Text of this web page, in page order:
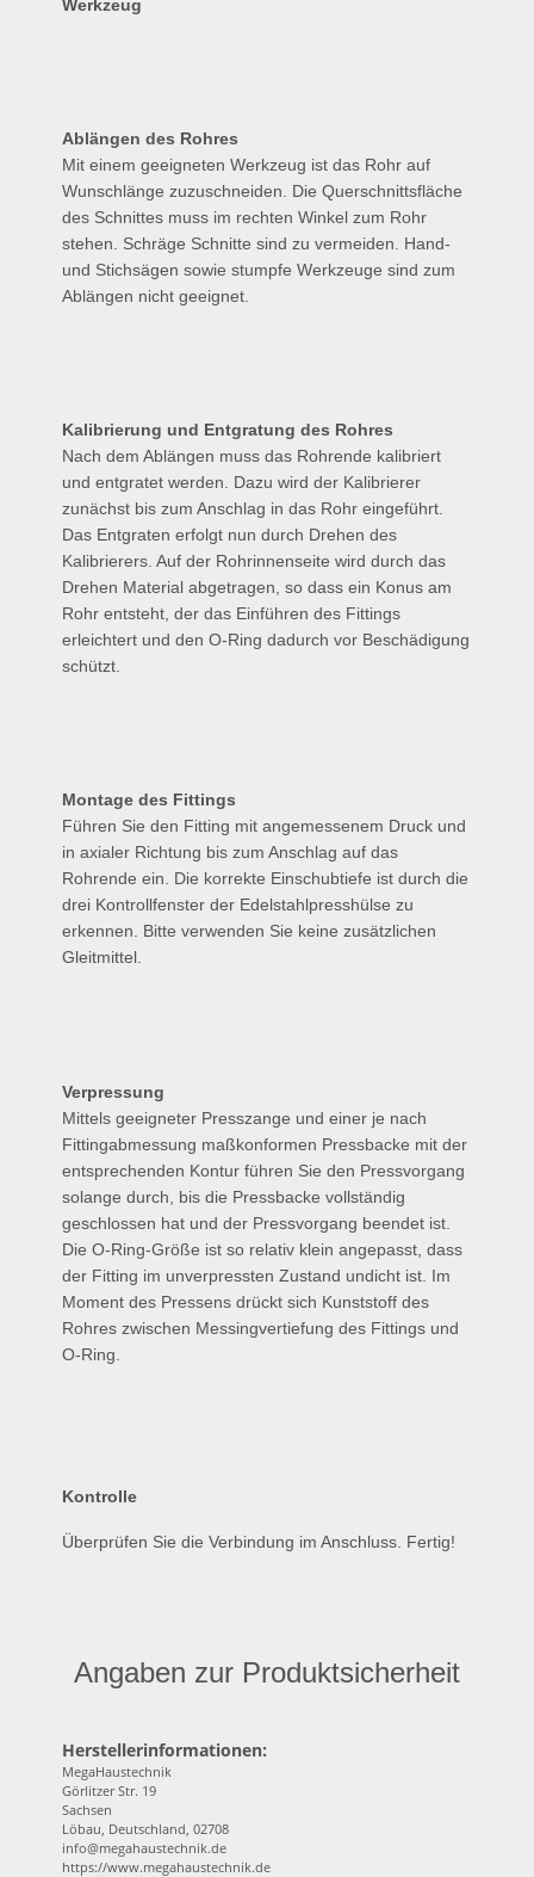
Werkzeug
Ablängen des Rohres
Mit einem geeigneten Werkzeug ist das Rohr auf
Wunschlänge zuzuschneiden. Die Querschnittsfläche
des Schnittes muss im rechten Winkel zum Rohr
stehen. Schräge Schnitte sind zu vermeiden. Hand-
und Stichsägen sowie stumpfe Werkzeuge sind zum
Ablängen nicht geeignet.
Kalibrierung und Entgratung des Rohres
Nach dem Ablängen muss das Rohrende kalibriert
und entgratet werden. Dazu wird der Kalibrierer
zunächst bis zum Anschlag in das Rohr eingeführt.
Das Entgraten erfolgt nun durch Drehen des
Kalibrierers. Auf der Rohrinnenseite wird durch das
Drehen Material abgetragen, so dass ein Konus am
Rohr entsteht, der das Einführen des Fittings
erleichtert und den O-Ring dadurch vor Beschädigung
schützt.
Montage des Fittings
Führen Sie den Fitting mit angemessenem Druck und
in axialer Richtung bis zum Anschlag auf das
Rohrende ein. Die korrekte Einschubtiefe ist durch die
drei Kontrollfenster der Edelstahlpresshülse zu
erkennen. Bitte verwenden Sie keine zusätzlichen
Gleitmittel.
Verpressung
Mittels geeigneter Presszange und einer je nach
Fittingabmessung maßkonformen Pressbacke mit der
entsprechenden Kontur führen Sie den Pressvorgang
solange durch, bis die Pressbacke vollständig
geschlossen hat und der Pressvorgang beendet ist.
Die O-Ring-Größe ist so relativ klein angepasst, dass
der Fitting im unverpressten Zustand undicht ist. Im
Moment des Pressens drückt sich Kunststoff des
Rohres zwischen Messingvertiefung des Fittings und
O-Ring.
Kontrolle
Überprüfen Sie die Verbindung im Anschluss. Fertig!
Angaben zur Produktsicherheit
Herstellerinformationen:
MegaHaustechnik
Görlitzer Str. 19
Sachsen
Löbau, Deutschland, 02708
info@megahaustechnik.de
https://www.megahaustechnik.de